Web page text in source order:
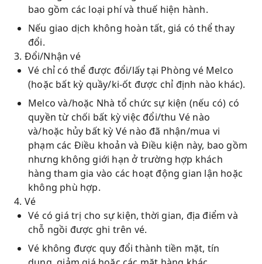
bao gồm các loại phí và thuế hiện hành.
Nếu giao dịch không hoàn tất, giá có thể thay
đổi.
3. Đổi/Nhận vé
Vé chỉ có thể được đổi/lấy tại Phòng vé Melco
(hoặc bất kỳ quầy/ki-ốt được chỉ định nào khác).
Melco và/hoặc Nhà tổ chức sự kiện (nếu có) có
quyền từ chối bất kỳ việc đổi/thu Vé nào
và/hoặc hủy bất kỳ Vé nào đã nhận/mua vi
phạm các Điều khoản và Điều kiện này, bao gồm
nhưng không giới hạn ở trường hợp khách
hàng tham gia vào các hoạt động gian lận hoặc
không phù hợp.
4. Vé
Vé có giá trị cho sự kiện, thời gian, địa điểm và
chỗ ngồi được ghi trên vé.
Vé không được quy đổi thành tiền mặt, tín